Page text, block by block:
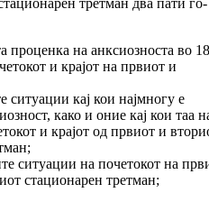
третман два пати го­
проценка на ан­ксиозноста во 18
и крајот на првиот и
ситуации кај кои најмногу е
како и оние кај кои таа
и крајот од пр­виот и
ситуации на по­четокот на
стационарен третман;